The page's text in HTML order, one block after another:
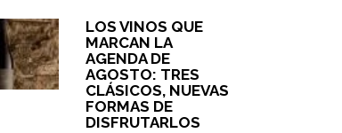
LOS VINOS QUE
MARCAN LA
AGENDA DE
AGOSTO: TRES
CLÁSICOS, NUEVAS
FORMAS DE
DISFRUTARLOS